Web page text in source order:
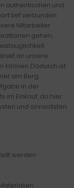
authentischen und
tief verbunden
Mitarbeiter
gehen,
an unsere
können. Dadurch ist
am Berg.
in der
im Einkauf, da hier
und sinnvollsten
werden